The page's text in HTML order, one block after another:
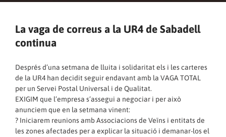
La vaga de correus a la UR4 de Sabadell
continua
Després d’una setmana de lluita i solidaritat els i les carteres
de la UR4 han decidit seguir endavant amb la VAGA TOTAL
per un Servei Postal Universal i de Qualitat.
EXIGIM que l’empresa s’assegui a negociar i per això
anunciem que en la setmana vinent:
? Iniciarem reunions amb Associacions de Veïns i entitats de
les zones afectades per a explicar la situació i demanar-los el